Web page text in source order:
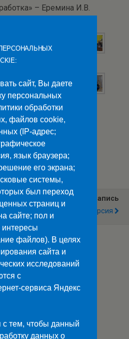
– Еремина И.В.
Следующая Запись
Урок - Экскурсия
Наверх
и высшего образования>>
сайт, Вы даете
персональных
обработки
файлов cookie,
(IP-адрес;
язык браузера;
его экрана;
системы,
был переход
страниц и
сайте; пол и
интересы
файлов). В целях
сайта и
исследований
с
сервиса Яндекс
тем, чтобы данный
данных о